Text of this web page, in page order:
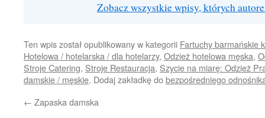
Zobacz wszystkie wpisy, których
Ten wpis został opublikowany w kategorii Fartuchy barmańskie
Hotelowa / hotelarska / dla hotelarzy, Odzież hotelowa męska,
Stroje Catering, Stroje Restauracja, Szycie na miarę: Odzież
damskie / męskie. Dodaj zakładkę dobezpośredniego
← Zapaska damska